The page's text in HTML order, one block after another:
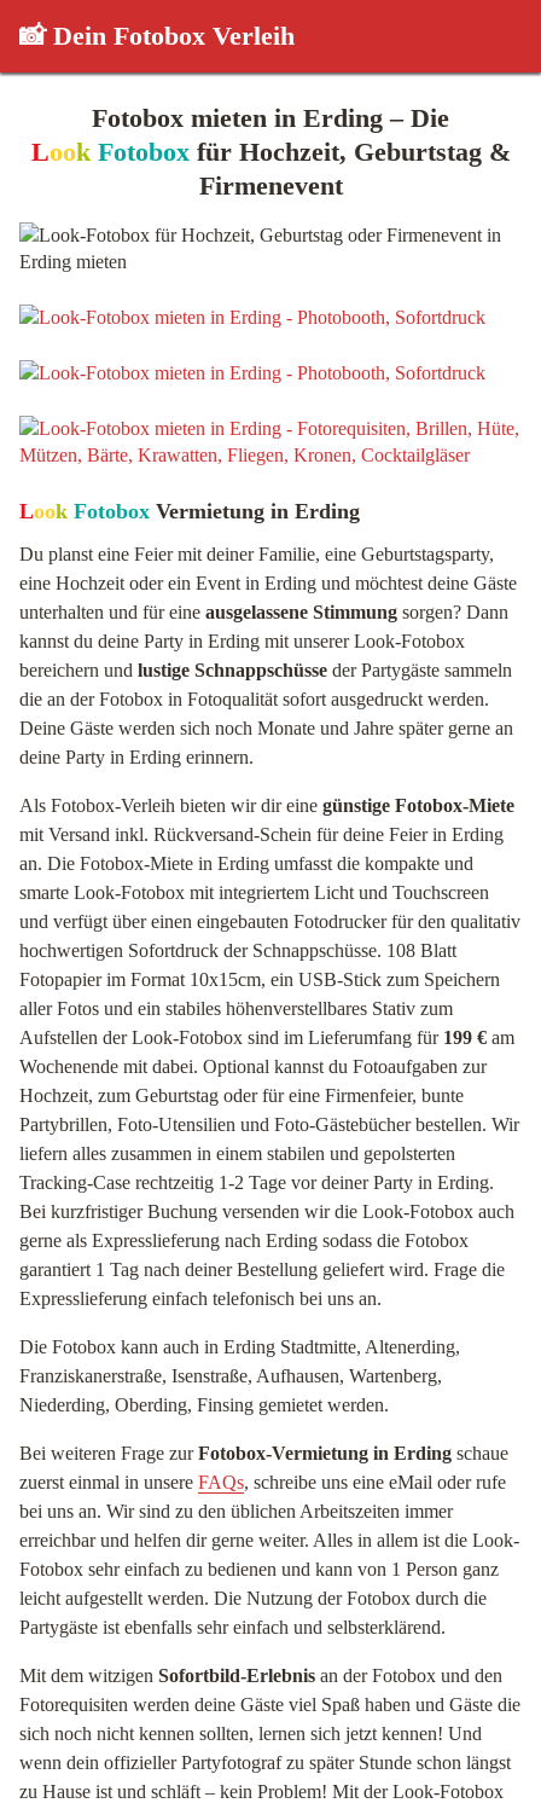
📸 Dein Fotobox Verleih
Fotobox mieten in Erding – Die
Look Fotoboxfür Hochzeit, Geburtstag &
Firmenevent
Look Fotobox Vermietung in Erding
Du planst eine Feier mit deiner Familie, eine Geburtstagsparty,
eine Hochzeit oder ein Event in Erding und möchtest deine Gäste
unterhalten und für eine ausgelassene Stimmung sorgen? Dann
kannst du deine Party in Erding mit unserer Look-Fotobox
bereichern und lustige Schnappschüsse der Partygäste sammeln
die an der Fotobox in Fotoqualität sofort ausgedruckt werden.
Deine Gäste werden sich noch Monate und Jahre später gerne an
deine Party in Erding erinnern.
Als Fotobox-Verleih bieten wir dir eine günstige Fotobox-Miete
mit Versand inkl. Rückversand-Schein für deine Feier in Erding
an. Die Fotobox-Miete in Erding umfasst die kompakte und
smarte Look-Fotobox mit integriertem Licht und Touchscreen
und verfügt über einen eingebauten Fotodrucker für den qualitativ
hochwertigen Sofortdruck der Schnappschüsse. 108 Blatt
Fotopapier im Format 10x15cm, ein USB-Stick zum Speichern
aller Fotos und ein stabiles höhenverstellbares Stativ zum
Aufstellen der Look-Fotobox sind im Lieferumfang für 199 € am
Wochenende mit dabei. Optional kannst du Fotoaufgaben zur
Hochzeit, zum Geburtstag oder für eine Firmenfeier, bunte
Partybrillen, Foto-Utensilien und Foto-Gästebücher bestellen. Wir
liefern alles zusammen in einem stabilen und gepolsterten
Tracking-Case rechtzeitig 1-2 Tage vor deiner Party in Erding.
Bei kurzfristiger Buchung versenden wir die Look-Fotobox auch
gerne als Expresslieferung nach Erding sodass die Fotobox
garantiert 1 Tag nach deiner Bestellung geliefert wird. Frage die
Expresslieferung einfach telefonisch bei uns an.
Die Fotobox kann auch in Erding Stadtmitte, Altenerding,
Franziskanerstraße, Isenstraße, Aufhausen, Wartenberg,
Niederding, Oberding, Finsing gemietet werden.
Bei weiteren Frage zurFotobox-Vermietung in Erding schaue
zuerst einmal in unsere FAQs, schreibe uns eine eMail oder rufe
bei uns an. Wir sind zu den üblichen Arbeitszeiten immer
erreichbar und helfen dir gerne weiter. Alles in allem ist die Look-
Fotobox sehr einfach zu bedienen und kann von 1 Person ganz
leicht aufgestellt werden. Die Nutzung der Fotobox durch die
Partygäste ist ebenfalls sehr einfach und selbsterklärend.
Mit dem witzigen Sofortbild-Erlebnis an der Fotobox und den
Fotorequisiten werden deine Gäste viel Spaß haben und Gäste die
sich noch nicht kennen sollten, lernen sich jetzt kennen! Und
wenn dein offizieller Partyfotograf zu später Stunde schon längst
zu Hause ist und schläft – kein Problem! Mit der Look-Fotobox